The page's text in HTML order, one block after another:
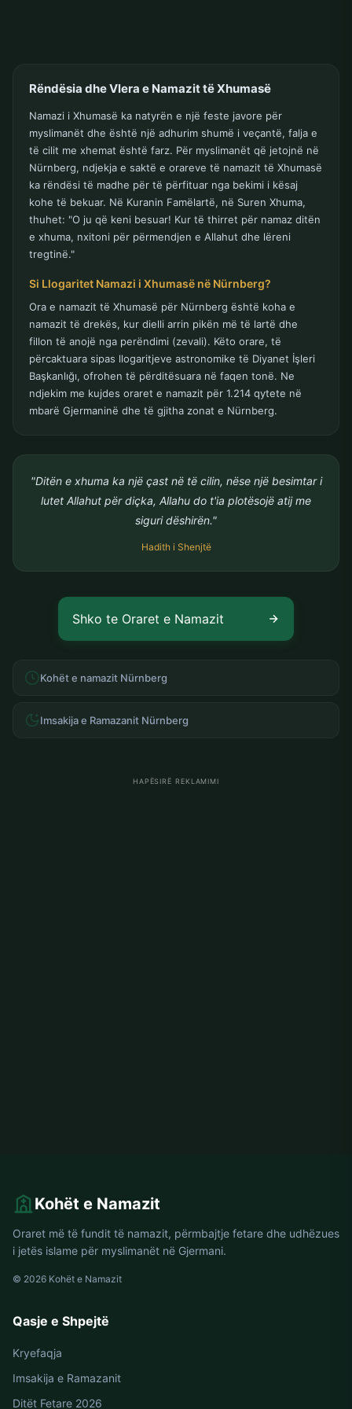
Rëndësia dhe Vlera e Namazit të Xhumasë
Namazi i Xhumasë ka natyrën e një feste javore për
myslimanët dhe është një adhurim shumë i veçantë, falja e
të cilit me xhemat është farz. Për myslimanët që jetojnë në
Nürnberg, ndjekja e saktë e orareve të namazit të Xhumasë
ka rëndësi të madhe për të përfituar nga bekimi i kësaj
kohe të bekuar. Në Kuranin Famëlartë, në Suren Xhuma,
thuhet: "O ju që keni besuar! Kur të thirret për namaz ditën
e xhuma, nxitoni për përmendjen e Allahut dhe lëreni
tregtinë."
Si Llogaritet Namazi i Xhumasë në Nürnberg?
Ora e namazit të Xhumasë për Nürnberg është koha e
namazit të drekës, kur dielli arrin pikën më të lartë dhe
fillon të anojë nga perëndimi (zevali). Këto orare, të
përcaktuara sipas llogaritjeve astronomike të Diyanet İşleri
Başkanlığı, ofrohen të përditësuara në faqen tonë. Ne
ndjekim me kujdes oraret e namazit për 1.214 qytete në
mbarë Gjermaninë dhe të gjitha zonat e Nürnberg.
"Ditën e xhuma ka një çast në të cilin, nëse një besimtar i
lutet Allahut për diçka, Allahu do t'ia plotësojë atij me
siguri dëshirën."
Hadith i Shenjtë
Shko te Oraret e Namazit
Kohët e namazit Nürnberg
Imsakija e Ramazanit Nürnberg
HAPËSIRË REKLAMIMI
Kohët e Namazit
Oraret më të fundit të namazit, përmbajtje fetare dhe udhëzues
i jetës islame për myslimanët në Gjermani.
© 2026 Kohët e Namazit
Qasje e Shpejtë
Kryefaqja
Imsakija e Ramazanit
Ditët Fetare 2026